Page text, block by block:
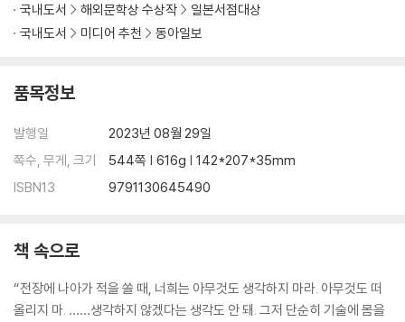
국내도서
해외문학상 수상작
일본서점대상
국내도서
미디어 추천 동아일보
품목정보
발행일
2023년 08월 29일
쪽수, 무게, 크기
544쪽 | 616g | 142*207*35mm
ISBN13
9791130645490
책 속으로
“전장에 나아가 적을 쏠 때, 너희는 아무것도 생각하지 마라. 아무것도 떠
올리지 마. ……생각하지 않겠다는 생각도 안 돼. 그저 단순히 기술에 몸을